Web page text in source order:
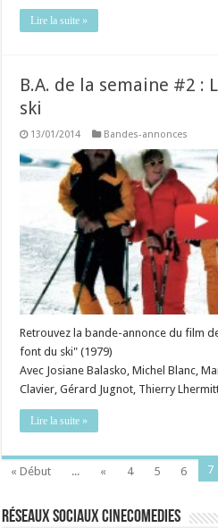
Lire la suite »
B.A. de la semaine #2 :
ski
13/01/2014 Bandes-annonces
Retrouvez la bande-annonce du film
font du ski" (1979)
Avec Josiane Balasko, Michel Blanc,
Clavier, Gérard Jugnot, Thierry
Lire la suite »
« Début ... « 4 5 6 7
Réseaux sociaux CineComedies